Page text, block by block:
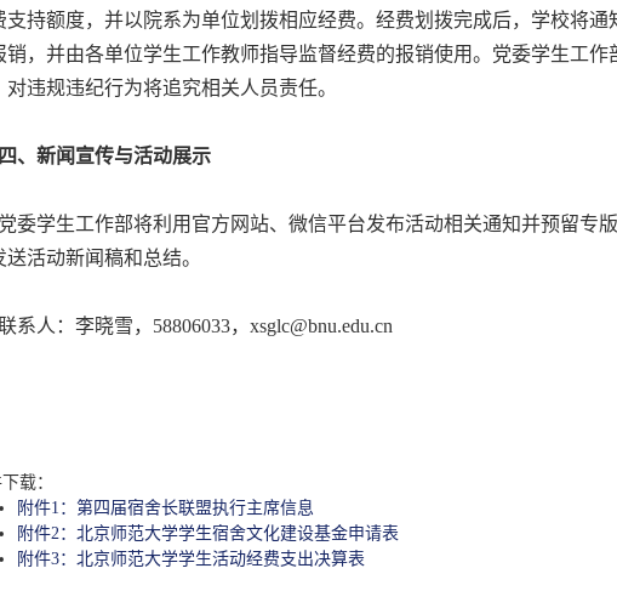
支持额度，并以院系为单位划拨相应经费。经费划拨完成后，学校将
销，并由各单位学生工作教师指导监督经费的报销使用。党委学生工
对违规违纪行为将追究相关人员责任。
四、新闻宣传与活动展示
学生工作部将利用官方网站、微信平台发布活动相关通知并预留专
送活动新闻稿和总结。
人：李晓雪，58806033，xsglc@bnu.edu.cn
载：
附件1：第四届宿舍长联盟执行主席信息
附件2：北京师范大学学生宿舍文化建设基金申请表
附件3：北京师范大学学生活动经费支出决算表